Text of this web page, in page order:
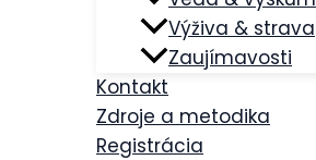
Výživa & strava
Zaujímavosti
Kontakt
Zdroje a metodika
Registrácia